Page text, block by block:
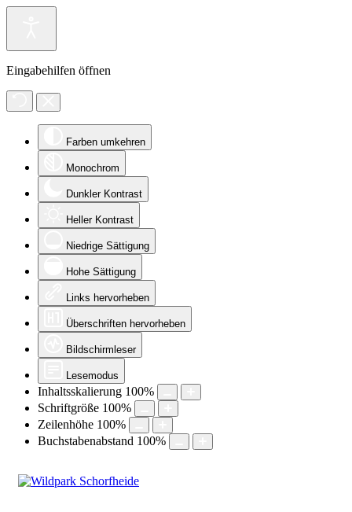
Eingabehilfen öffnen
Farben umkehren
Monochrom
Dunkler Kontrast
Heller Kontrast
Niedrige Sättigung
Hohe Sättigung
Links hervorheben
Überschriften hervorheben
Bildschirmleser
Lesemodus
Inhaltsskalierung 100%
Schriftgröße 100%
Zeilenhöhe 100%
Buchstabenabstand 100%